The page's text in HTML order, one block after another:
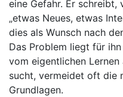
eine Gefahr. Er
„etwas Neues, etwas
dies als Wunsch nach
Das Problem liegt für
vom eigentlichen
sucht, vermeidet oft die
Grundlagen.